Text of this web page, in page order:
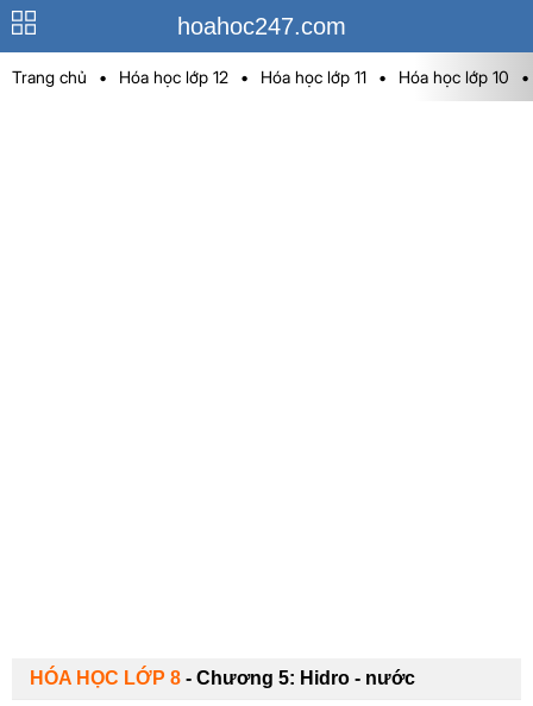
hoahoc247.com
Trang chủ • Hóa học lớp 12 • Hóa học lớp 11 • Hóa học lớp 10 •
HÓA HỌC LỚP 8 - Chương 5: Hidro - nước